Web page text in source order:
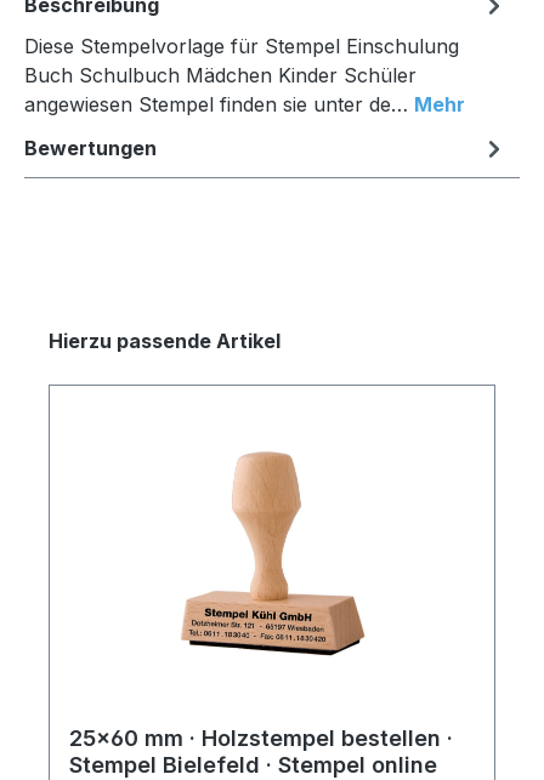
Beschreibung
Diese Stempelvorlage für Stempel Einschulung
Buch Schulbuch Mädchen Kinder Schüler
angewiesen Stempel finden sie unter de… Mehr
Bewertungen
Produktgalerie überspringen
Hierzu passende Artikel
25x60 mm · Holzstempel bestellen ·
Stempel Bielefeld · Stempel online